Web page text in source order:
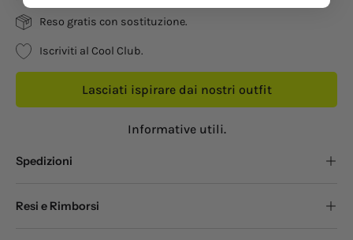
Reso gratis con sostituzione.
Iscriviti al Cool Club.
Lasciati ispirare dai nostri outfit
Informative utili.
Spedizioni
Resi e Rimborsi